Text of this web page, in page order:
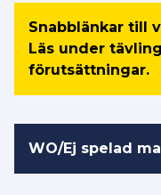
Snabblänkar till
Läs under
förutsättningar.
WO/Ej spelad